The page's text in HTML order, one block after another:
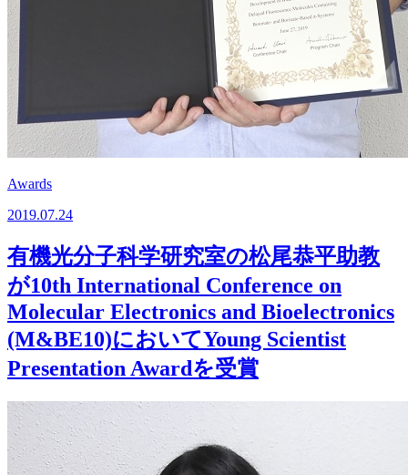
Awards
2019.07.24
有機光分子科学研究室の松尾恭平助教
が10th International Conference on
Molecular Electronics and Bioelectronics
(M&BE10)においてYoung Scientist
Presentation Awardを受賞